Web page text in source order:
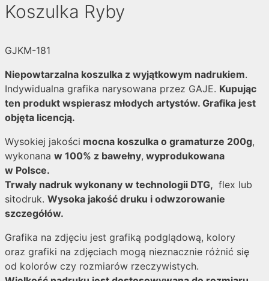
Koszulka Ryby
GJKM-181
Niepowtarzalna koszulka z wyjątkowym nadrukiem.
Indywidualna grafika narysowana przez GAJE. Kupując
ten produkt wspierasz młodych artystów. Grafika jest
objęta licencją.
Wysokiej jakości mocna koszulka o gramaturze 200g,
wykonana w 100% z bawełny, wyprodukowana
w Polsce.
Trwały nadruk wykonany w technologii DTG, flex lub
sitodruk. Wysoka jakość druku i odwzorowanie
szczegółów.
Grafika na zdjęciu jest grafiką podglądową, kolory
oraz grafiki na zdjęciach mogą nieznacznie różnić się
od kolorów czy rozmiarów rzeczywistych.